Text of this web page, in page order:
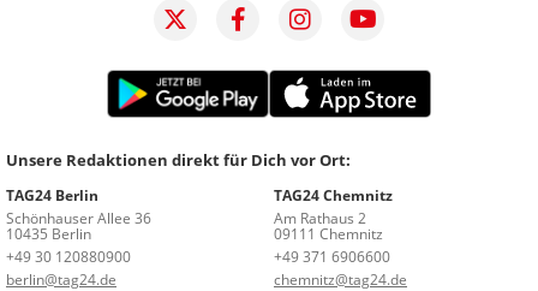
Unsere Redaktionen direkt für Dich vor Ort:
TAG24 Berlin
Schönhauser Allee 36
10435 Berlin
+49 30 120880900
berlin@tag24.de
TAG24 Chemnitz
Am Rathaus 2
09111 Chemnitz
+49 371 6906600
chemnitz@tag24.de